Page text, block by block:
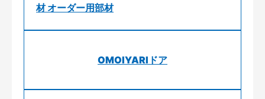
材 オーダー用部材
OMOIYARIドア